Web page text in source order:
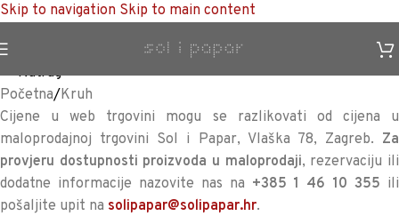
Skip to navigation Skip to main content
<<Natrag
Početna/Kruh
Cijene u web trgovini mogu se razlikovati od cijena u
maloprodajnoj trgovini Sol i Papar, Vlaška 78, Zagreb. Za
provjeru dostupnosti proizvoda u maloprodaji, rezervaciju ili
dodatne informacije nazovite nas na +385 1 46 10 355 ili
pošaljite upit na solipapar@solipapar.hr.